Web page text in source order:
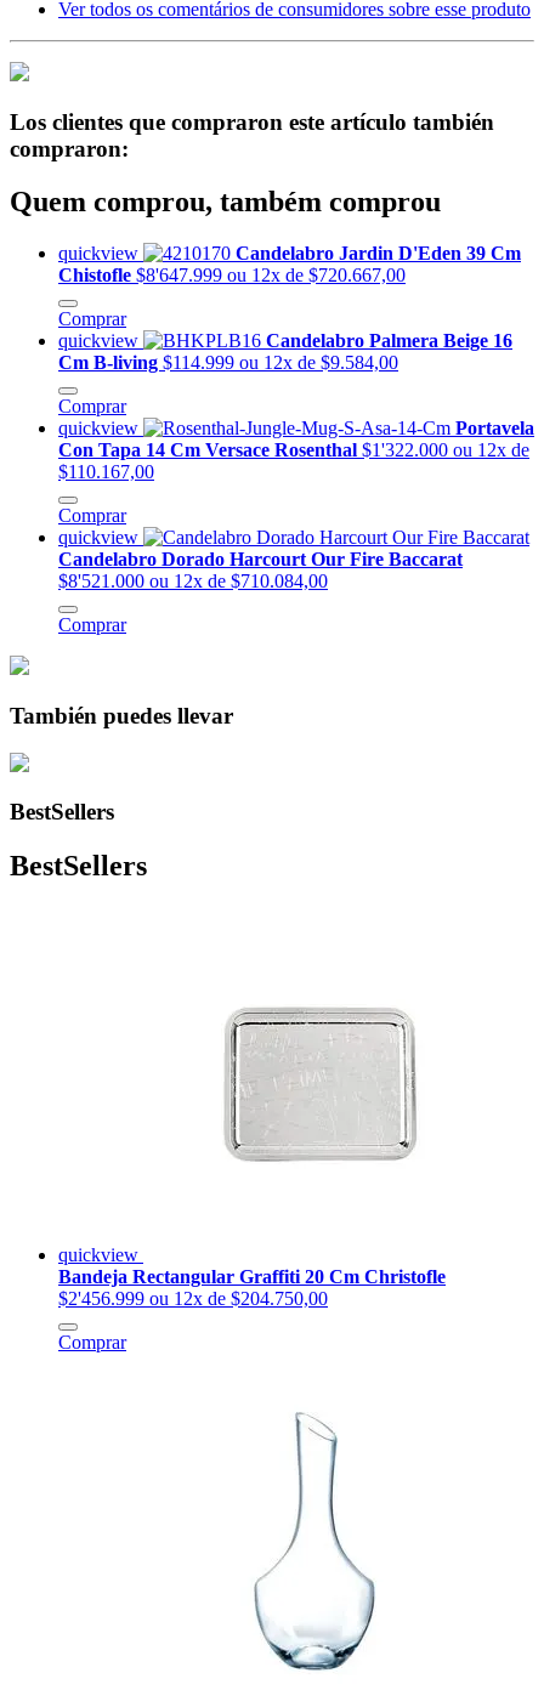
Ver todos os comentários de consumidores sobre esse produto
Los clientes que compraron este artículo también
compraron:
Quem comprou, também comprou
quickview
Candelabro Jardin D'Eden 39 Cm
Chistofle $8'647.999 ou 12x de $720.667,00
Comprar
quickview
Candelabro Palmera Beige 16
Cm B-living $114.999 ou 12x de $9.584,00
Comprar
quickview
Portavela
Con Tapa 14 Cm Versace Rosenthal $1'322.000 ou 12x de
$110.167,00
Comprar
quickview
Candelabro Dorado Harcourt Our Fire Baccarat
$8'521.000 ou 12x de $710.084,00
Comprar
También puedes llevar
BestSellers
BestSellers
quickview
Bandeja Rectangular Graffiti 20 Cm Christofle
$2'456.999 ou 12x de $204.750,00
Comprar